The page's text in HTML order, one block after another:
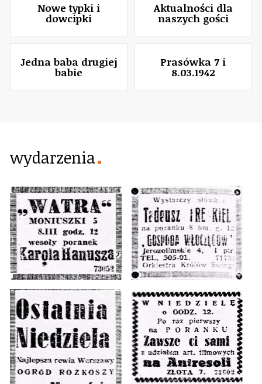
Nowe typki i
dowcipki
Aktualności dla
naszych gości
Jedna baba drugiej
babie
Prasówka 7 i
8.03.1942
wydarzenia